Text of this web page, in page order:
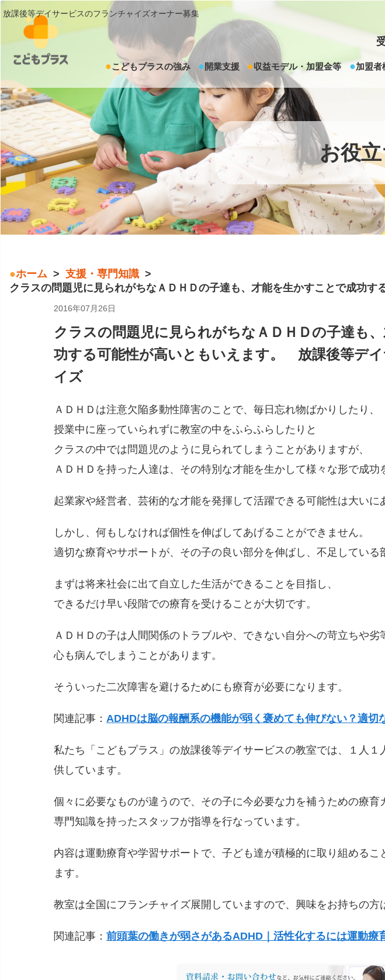
放課後等デイサービスのフランチャイズオーナー募集
こどもプラスの強み 開業支援 収益モデル・加盟金等 加盟者
お役
ホーム
支援・専門知識
クラスの問題児に見られがちなＡＤＨＤの子達も、才能を生かすことで成功
2016年07月26日
クラスの問題児に見られがちなＡＤＨＤの子達も
功する可能性が高いともいえます。 放課後等デ
イズ
ＡＤＨＤは注意欠陥多動性障害のことで、毎日忘れ物ばかりしたり、
授業中に座っていられずに教室の中をふらふらしたりと
クラスの中では問題児のように見られてしまうことがありますが、
ＡＤＨＤを持った人達は、その特別な才能を生かして様々な形で成功
起業家や経営者、芸術的な才能を発揮して活躍できる可能性は大いに
しかし、何もしなければ個性を伸ばしてあげることができません。
適切な療育やサポートが、その子の良い部分を伸ばし、不足している
まずは将来社会に出て自立した生活ができることを目指し、
できるだけ早い段階での療育を受けることが大切です。
ＡＤＨＤの子は人間関係のトラブルや、できない自分への苛立ちや劣
心も病んでしまうことがあります。
そういった二次障害を避けるためにも療育が必要になります。
関連記事： ADHDは脳の報酬系の機能が弱く褒めても伸びない？適切
私たち「こどもプラス」の放課後等デイサービスの教室では、１人１
供しています。
個々に必要なものが違うので、その子に今必要な力を補うための療育
専門知識を持ったスタッフが指導を行なっています。
内容は運動療育や学習サポートで、子ども達が積極的に取り組めるこ
ます。
教室は全国にフランチャイズ展開していますので、興味をお持ちの方
関連記事： 前頭葉の働きが弱さがあるADHD｜活性化するには運動療